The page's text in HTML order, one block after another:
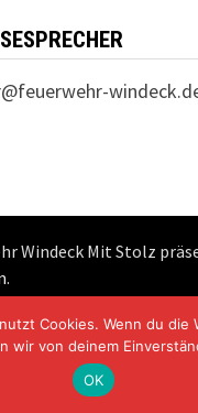
Windeck Mit Stolz
.
Cookies. Wenn du die
wir von deinem
OK